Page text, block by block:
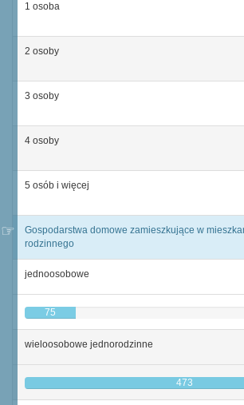
1 osoba
2 osoby
3 osoby
4 osoby
5 osób i więcej
Gospodarstwa domowe zamieszkujące w
rodzinnego
jednoosobowe
75
wieloosobowe jednorodzinne
473